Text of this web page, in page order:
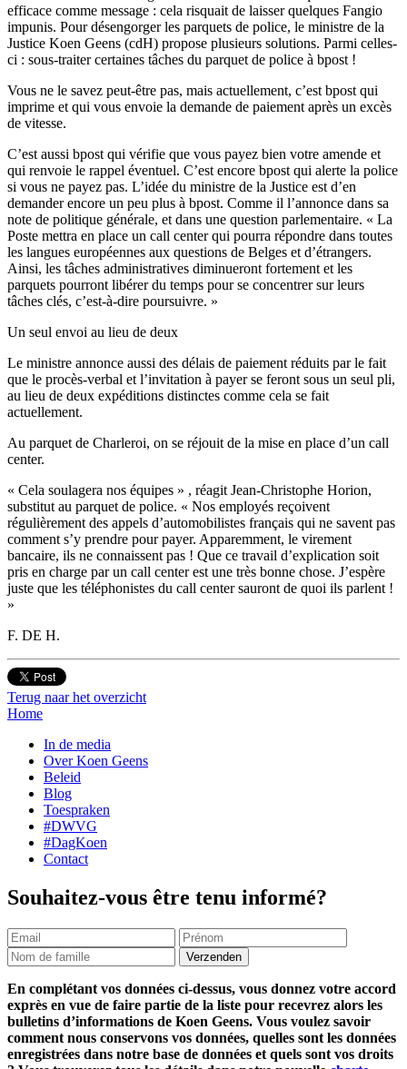
efficace comme message : cela risquait de laisser quelques Fangio
impunis. Pour désengorger les parquets de police, le ministre de la
Justice Koen Geens (cdH) propose plusieurs solutions. Parmi celles-
ci : sous-traiter certaines tâches du parquet de police à bpost !
Vous ne le savez peut-être pas, mais actuellement, c’est bpost qui
imprime et qui vous envoie la demande de paiement après un excès
de vitesse.
C’est aussi bpost qui vérifie que vous payez bien votre amende et
qui renvoie le rappel éventuel. C’est encore bpost qui alerte la police
si vous ne payez pas. L’idée du ministre de la Justice est d’en
demander encore un peu plus à bpost. Comme il l’annonce dans sa
note de politique générale, et dans une question parlementaire. « La
Poste mettra en place un call center qui pourra répondre dans toutes
les langues européennes aux questions de Belges et d’étrangers.
Ainsi, les tâches administratives diminueront fortement et les
parquets pourront libérer du temps pour se concentrer sur leurs
tâches clés, c’est-à-dire poursuivre. »
Un seul envoi au lieu de deux
Le ministre annonce aussi des délais de paiement réduits par le fait
que le procès-verbal et l’invitation à payer se feront sous un seul pli,
au lieu de deux expéditions distinctes comme cela se fait
actuellement.
Au parquet de Charleroi, on se réjouit de la mise en place d’un call
center.
« Cela soulagera nos équipes » , réagit Jean-Christophe Horion,
substitut au parquet de police. « Nos employés reçoivent
régulièrement des appels d’automobilistes français qui ne savent pas
comment s’y prendre pour payer. Apparemment, le virement
bancaire, ils ne connaissent pas ! Que ce travail d’explication soit
pris en charge par un call center est une très bonne chose. J’espère
juste que les téléphonistes du call center sauront de quoi ils parlent !
»
F. DE H.
Terug naar het overzicht
Home
In de media
Over Koen Geens
Beleid
Blog
Toespraken
#DWVG
#DagKoen
Contact
Souhaitez-vous être tenu informé?
En complétant vos données ci-dessus, vous donnez votre accord
exprès en vue de faire partie de la liste pour recevrez alors les
bulletins d’informations de Koen Geens. Vous voulez savoir
comment nous conservons vos données, quelles sont les données
enregistrées dans notre base de données et quels sont vos droits